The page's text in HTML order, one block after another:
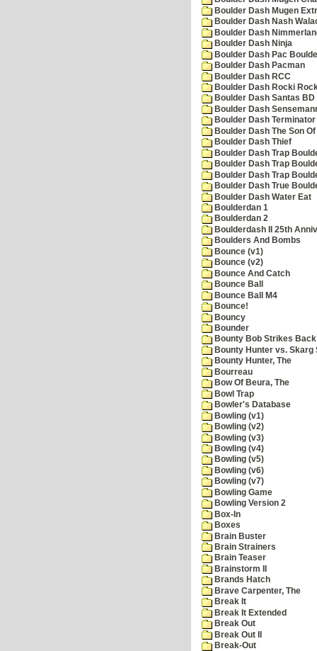
Boulder Dash Mugen
Boulder Dash Nash
Boulder Dash
Boulder Dash Ninja
Boulder Dash Pac
Boulder Dash Pacman
Boulder Dash RCC
Boulder Dash Rocki
Boulder Dash Santas
Boulder Dash
Boulder Dash
Boulder Dash The Son
Boulder Dash Thief
Boulder Dash Trap
Boulder Dash Trap
Boulder Dash Trap
Boulder Dash True
Boulder Dash Water Eat
Boulderdan 1
Boulderdan 2
Boulderdash II 25th
Boulders And Bombs
Bounce (v1)
Bounce (v2)
Bounce And Catch
Bounce Ball
Bounce Ball M4
Bounce!
Bouncy
Bounder
Bounty Bob Strikes
Bounty Hunter vs. Skarg
Bounty Hunter, The
Bourreau
Bow Of Beura, The
Bowl Trap
Bowler's Database
Bowling (v1)
Bowling (v2)
Bowling (v3)
Bowling (v4)
Bowling (v5)
Bowling (v6)
Bowling (v7)
Bowling Game
Bowling Version 2
Box-In
Boxes
Brain Buster
Brain Strainers
Brain Teaser
Brainstorm II
Brands Hatch
Brave Carpenter, The
Break It
Break It Extended
Break Out
Break Out II
Break-Out